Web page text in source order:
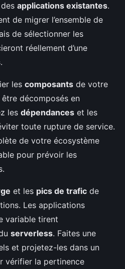
applications existantes.
de migrer l’ensemble de
de sélectionner les
réellement d’une
.
les composants de votre
décomposés en
les dépendances et les
toute rupture de service.
de votre écosystème
pour prévoir les
et les pics de trafic de
Les applications
variable tirent
serverless. Faites une
et projetez-les dans un
vérifier la pertinence